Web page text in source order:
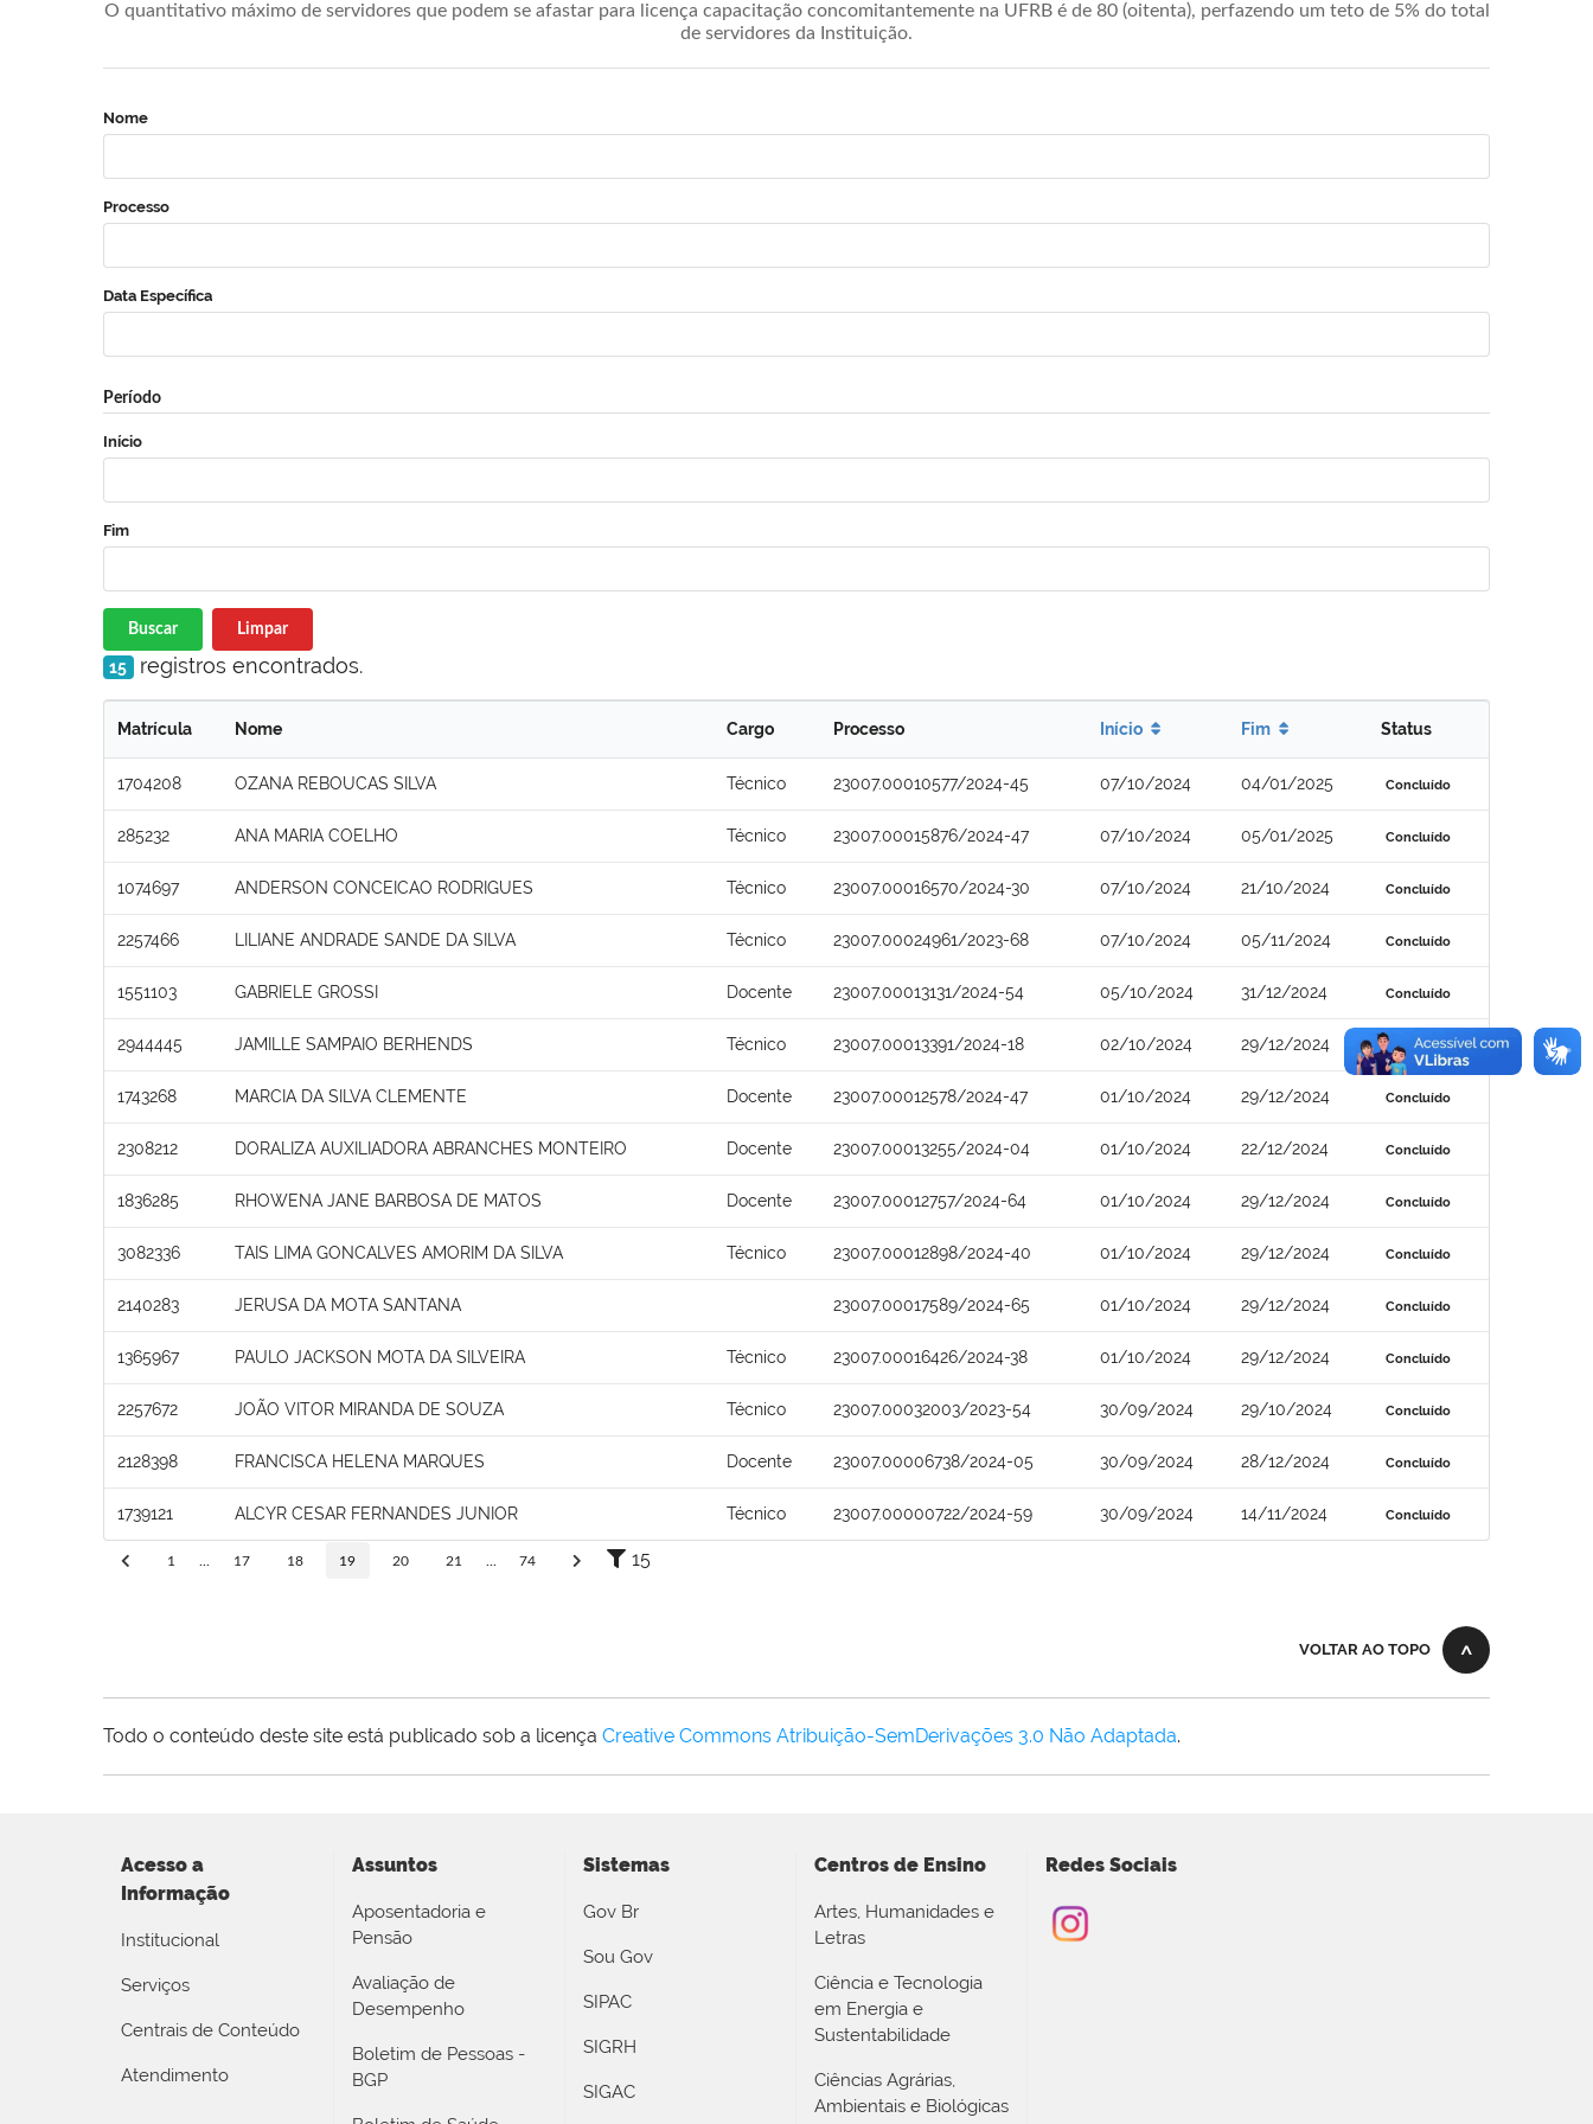
O quantitativo máximo de servidores que podem se afastar para licença capacitação concomitantemente na UFRB é de 80 (oitenta), perfazendo um teto de 5% do total
de servidores da Instituição.
Nome
Processo
Data Específica
Período
Início
Fim
Buscar Limpar
15 registros encontrados.
Matrícula Nome Cargo Processo Início Fim Status
1704208 OZANA REBOUCAS SILVA Técnico 23007.00010577/2024-45 07/10/2024 04/01/2025 Concluído
285232 ANA MARIA COELHO Técnico 23007.00015876/2024-47 07/10/2024 05/01/2025 Concluído
1074697 ANDERSON CONCEICAO RODRIGUES Técnico 23007.00016570/2024-30 07/10/2024 21/10/2024 Concluído
2257466 LILIANE ANDRADE SANDE DA SILVA Técnico 23007.00024961/2023-68 07/10/2024 05/11/2024 Concluído
1551103 GABRIELE GROSSI Docente 23007.00013131/2024-54 05/10/2024 31/12/2024 Concluído
2944445 JAMILLE SAMPAIO BERHENDS Técnico 23007.00013391/2024-18 02/10/2024 29/12/2024 Concluído
1743268 MARCIA DA SILVA CLEMENTE Docente 23007.00012578/2024-47 01/10/2024 29/12/2024 Concluído
2308212 DORALIZA AUXILIADORA ABRANCHES MONTEIRO Docente 23007.00013255/2024-04 01/10/2024 22/12/2024 Concluído
1836285 RHOWENA JANE BARBOSA DE MATOS Docente 23007.00012757/2024-64 01/10/2024 29/12/2024 Concluído
3082336 TAIS LIMA GONCALVES AMORIM DA SILVA Técnico 23007.00012898/2024-40 01/10/2024 29/12/2024 Concluído
2140283 JERUSA DA MOTA SANTANA 23007.00017589/2024-65 01/10/2024 29/12/2024 Concluído
1365967 PAULO JACKSON MOTA DA SILVEIRA Técnico 23007.00016426/2024-38 01/10/2024 29/12/2024 Concluído
2257672 JOÃO VITOR MIRANDA DE SOUZA Técnico 23007.00032003/2023-54 30/09/2024 29/10/2024 Concluído
2128398 FRANCISCA HELENA MARQUES Docente 23007.00006738/2024-05 30/09/2024 28/12/2024 Concluído
1739121 ALCYR CESAR FERNANDES JUNIOR Técnico 23007.00000722/2024-59 30/09/2024 14/11/2024 Concluído
1 17 18 19 20 21 74 15
VOLTAR AO TOPO
Todo o conteúdo deste site está publicado sob a licença Creative Commons Atribuição-SemDerivações 3.0 Não Adaptada.
Acesso a
Informação
Institucional
Serviços
Centrais de Conteúdo
Atendimento
Assuntos
Aposentadoria e
Pensão
Avaliação de
Desempenho
Boletim de Pessoas -
BGP
Sistemas
Gov Br
Sou Gov
SIPAC
SIGRH
SIGAC
Centros de Ensino
Artes, Humanidades e
Letras
Ciência e Tecnologia
em Energia e
Sustentabilidade
Ciências Agrárias,
Ambientais e Biológicas
Redes Sociais